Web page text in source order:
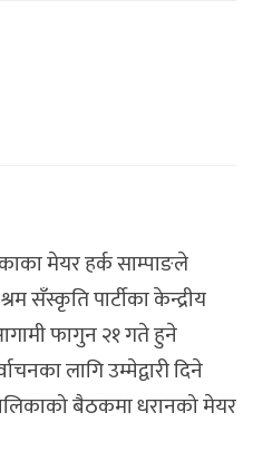
मेयर हर्क साम्पाङले
सँस्कृति पार्टीका केन्द्रीय
फागुन २१ गते हुने
लागि उम्मेद्वारी दिने
बैठकमा धरानको मेयर